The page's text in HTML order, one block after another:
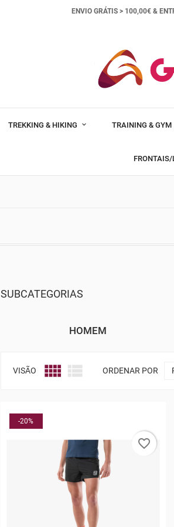
ENVIO GRÁTIS > 100,00€ &
TREKKING & HIKING TRAINING & GYM
SUBCATEGORIAS
HOMEM
VISÃO   ORDENAR POR
-20%
favorite_border